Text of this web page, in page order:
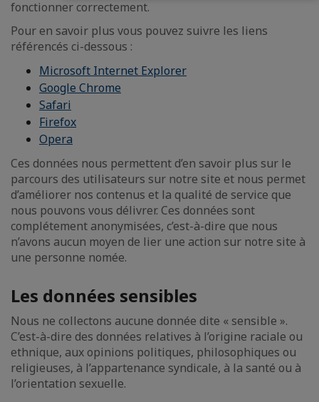
fonctionner correctement.
Pour en savoir plus vous pouvez suivre les liens
référencés ci-dessous :
Microsoft Internet Explorer
Google Chrome
Safari
Firefox
Opera
Ces données nous permettent d’en savoir plus sur le
parcours des utilisateurs sur notre site et nous permet
d’améliorer nos contenus et la qualité de service que
nous pouvons vous délivrer. Ces données sont
complétement anonymisées, c’est-à-dire que nous
n’avons aucun moyen de lier une action sur notre site à
une personne nomée.
Les données sensibles
Nous ne collectons aucune donnée dite « sensible ».
C’est-à-dire des données relatives à l’origine raciale ou
ethnique, aux opinions politiques, philosophiques ou
religieuses, à l’appartenance syndicale, à la santé ou à
l’orientation sexuelle.